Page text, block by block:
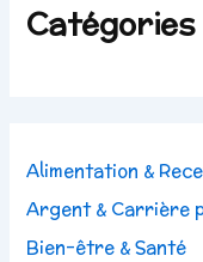
Catégories
Alimentation &
Argent & Carrière
Bien-être & Santé